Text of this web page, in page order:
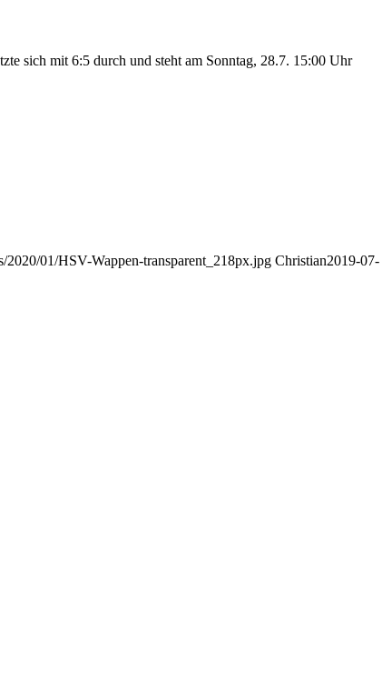
sich mit 6:5 durch und steht am Sonntag, 28.7. 15:00 Uhr
01/HSV-Wappen-transparent_218px.jpg Christian2019-07-